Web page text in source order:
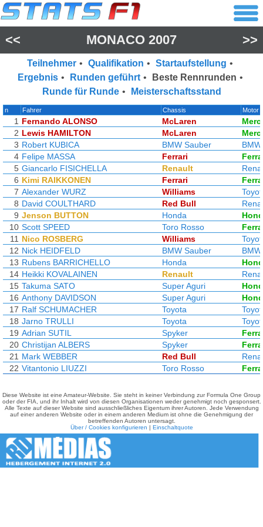
<< MONACO 2007 >>
Teilnehmer • Qualifikation • Startaufstellung •
Ergebnis • Runden geführt • Beste Rennrunden •
Runde für Runde • Meisterschaftsstand
n Fahrer Chassis Motor
1 Fernando ALONSO McLaren
2 Lewis HAMILTON McLaren
3 Robert KUBICA BMW Sauber
BMW
4 Felipe MASSA Ferrari
5 Giancarlo FISICHELLA Renault
6 Kimi RAIKKONEN Ferrari
7 Alexander WURZ Williams
8 David COULTHARD Red Bull
9 Jenson BUTTON Honda
10 Scott SPEED Toro Rosso
11 Nico ROSBERG Williams
12 Nick HEIDFELD BMW Sauber
BMW
13 Rubens BARRICHELLO Honda
14 Heikki KOVALAINEN Renault
15 Takuma SATO Super Aguri
16 Anthony DAVIDSON Super Aguri
17 Ralf SCHUMACHER Toyota
18 Jarno TRULLI Toyota
19 Adrian SUTIL Spyker
20 Christijan ALBERS Spyker
21 Mark WEBBER Red Bull
22 Vitantonio LIUZZI Toro Rosso
Diese Website ist eine Amateur-Website. Sie steht in keiner Verbindung zur Formula One Group
oder der FIA, und ihr Inhalt wird von diesen Organisationen weder genehmigt noch gesponsert.
Alle Texte auf dieser Website sind ausschließliches Eigentum ihrer Autoren. Jede Verwendung
auf einer anderen Website oder in einem anderen Medium ist ohne die Genehmigung der
betreffenden Autoren untersagt.
Über / Cookies konfigurieren | Einschaltquote